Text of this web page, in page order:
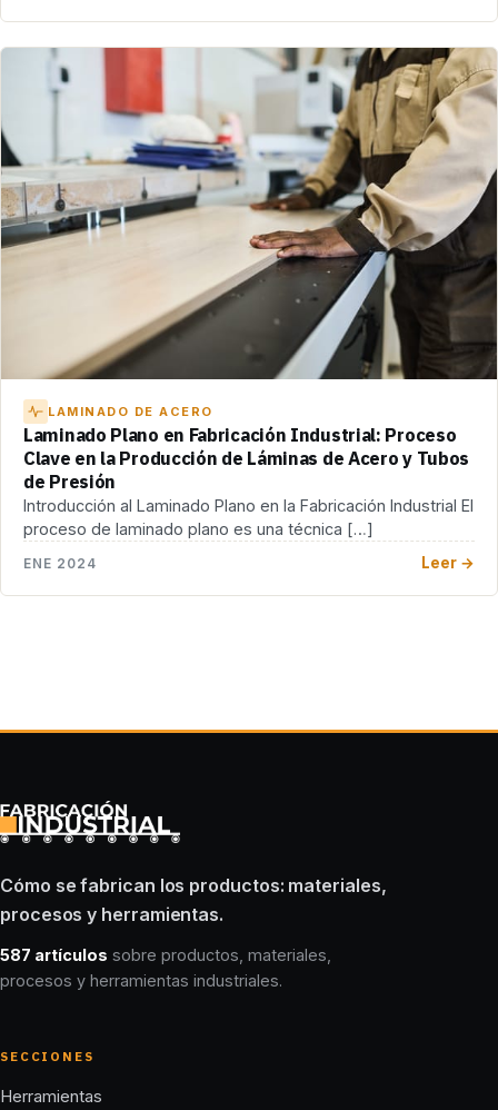
LAMINADO DE ACERO
Laminado Plano en Fabricación Industrial: Proceso
Clave en la Producción de Láminas de Acero y Tubos
de Presión
Introducción al Laminado Plano en la Fabricación Industrial El
proceso de laminado plano es una técnica […]
ENE 2024 Leer →
Cómo se fabrican los productos: materiales,
procesos y herramientas.
587 artículos sobre productos, materiales,
procesos y herramientas industriales.
SECCIONES
Herramientas